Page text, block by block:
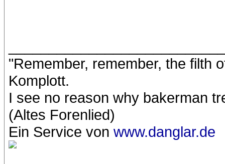
"Remember, remember, the filth
Komplott.
I see no reason why bakerman
(Altes Forenlied)
Ein Service von www.danglar.de